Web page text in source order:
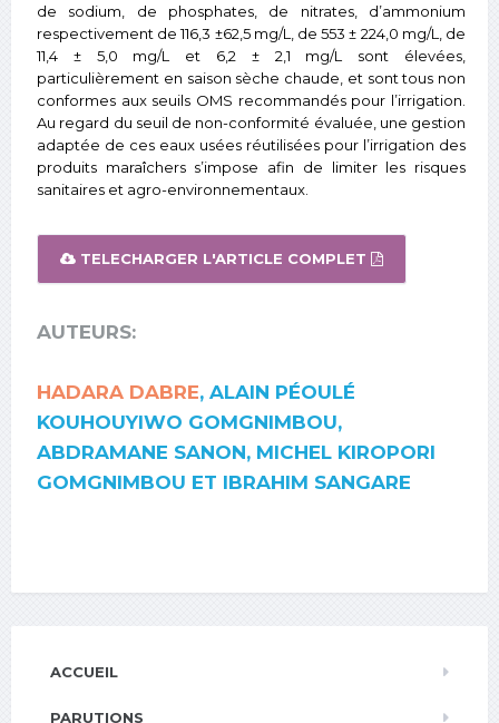
de sodium, de phosphates, de nitrates, d’ammonium
respectivement de 116,3 ±62,5 mg/L, de 553 ± 224,0 mg/L, de
11,4 ± 5,0 mg/L et 6,2 ± 2,1 mg/L sont élevées,
particulièrement en saison sèche chaude, et sont tous non
conformes aux seuils OMS recommandés pour l’irrigation.
Au regard du seuil de non-conformité évaluée, une gestion
adaptée de ces eaux usées réutilisées pour l’irrigation des
produits maraîchers s’impose afin de limiter les risques
sanitaires et agro-environnementaux.
TELECHARGER L'ARTICLE COMPLET
AUTEURS:
HADARA DABRE, ALAIN PÉOULÉ
KOUHOUYIWO GOMGNIMBOU,
ABDRAMANE SANON, MICHEL KIROPORI
GOMGNIMBOU ET IBRAHIM SANGARE
ACCUEIL
PARUTIONS